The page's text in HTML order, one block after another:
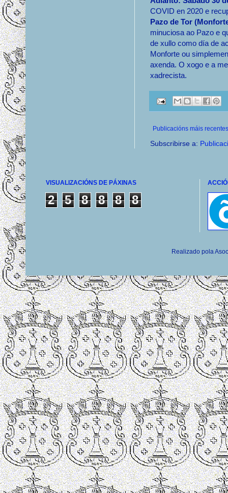
COVID en 2020 e
Pazo de Tor
minuciosa ao Pazo e
de xullo como día de
Monforte ou
axenda. O xogo e a
xadrecista.
Publicacións máis recentes
Subscribirse a:
VISUALIZACIÓNS DE PÁXINAS
2 5 8 8 8 8
Realizado pola